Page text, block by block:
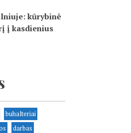
kūrybinė
į kasdienius
buhalteriai
darbas